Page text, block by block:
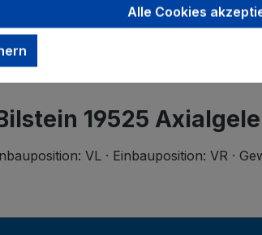
19525
VL · Einbauposition: VR ·
Alle Cookies